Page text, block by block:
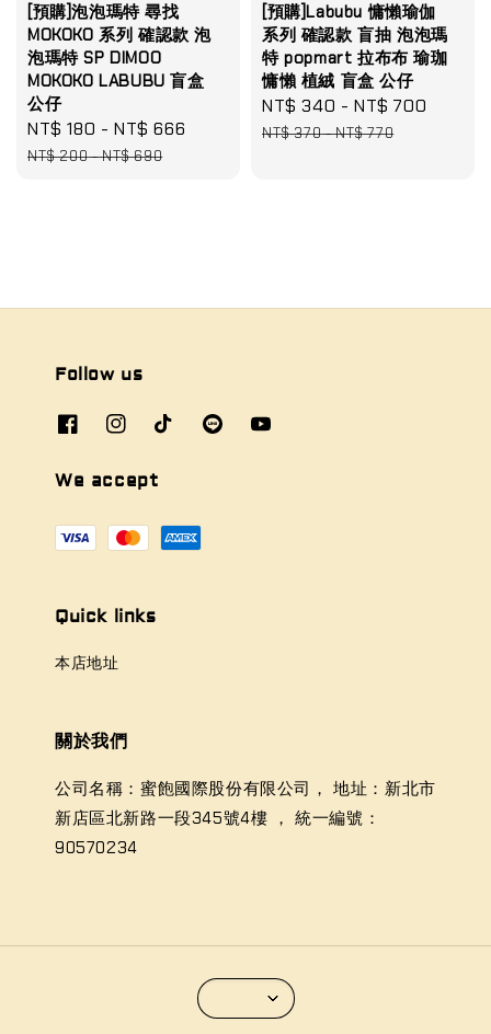
[預購]泡泡瑪特 尋找
MOKOKO 系列 確認款 泡
泡瑪特 SP DIMOO
MOKOKO LABUBU 盲盒
公仔
Sale
price
NT$ 180 -NT$ 666
NT$ 200-NT$ 690
[預購]Labubu 慵懶瑜伽
系列 確認款 盲抽 泡泡瑪
特 popmart 拉布布 瑜珈
慵懶 植絨 盲盒 公仔
Sale
price
NT$ 340 -NT$ 700
NT$ 370-NT$ 770
Follow us
We accept
Quick links
本店地址
關於我們
公司名稱：蜜飽國際股份有限公司， 地址：新北市
新店區北新路一段345號4樓 ， 統一編號：
90570234